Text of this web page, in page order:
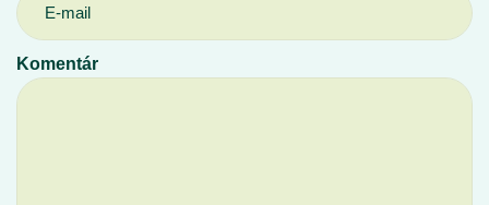
Komentár